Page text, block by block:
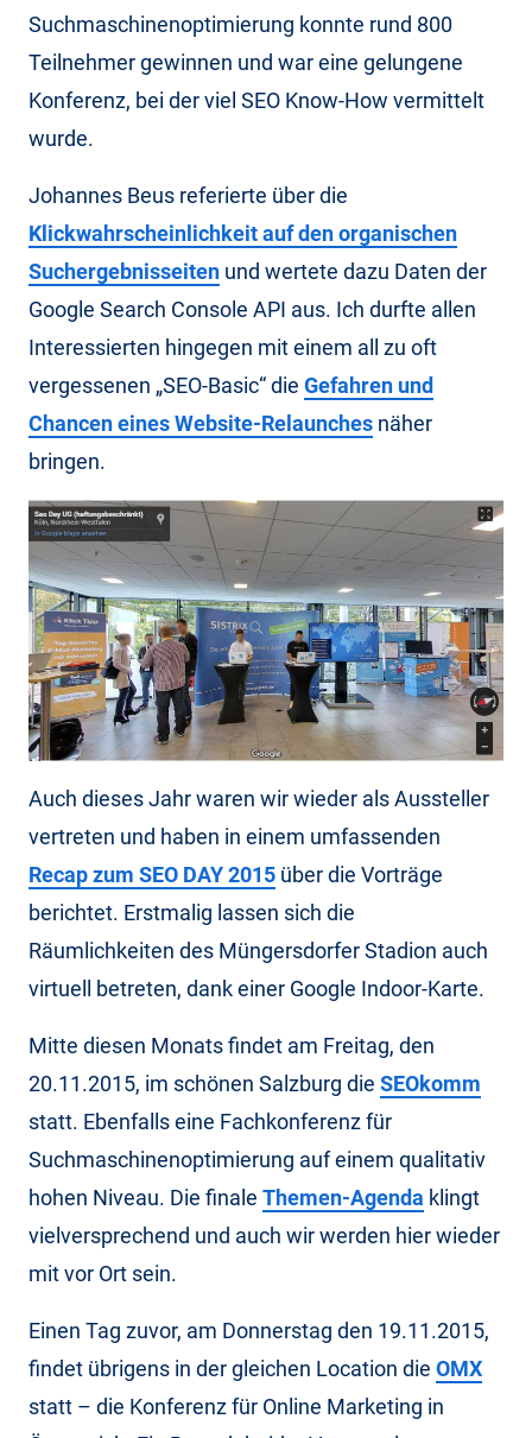
Suchmaschinenoptimierung konnte rund 800
Teilnehmer gewinnen und war eine gelungene
Konferenz, bei der viel SEO Know-How vermittelt
wurde.
Johannes Beus referierte über die
Klickwahrscheinlichkeit auf den organischen
Suchergebnisseiten und wertete dazu Daten der
Google Search Console API aus. Ich durfte allen
Interessierten hingegen mit einem all zu oft
vergessenen „SEO-Basic“ die Gefahren und
Chancen eines Website-Relaunches näher
bringen.
Auch dieses Jahr waren wir wieder als Aussteller
vertreten und haben in einem umfassenden
Recap zum SEO DAY 2015 über die Vorträge
berichtet. Erstmalig lassen sich die
Räumlichkeiten des Müngersdorfer Stadion auch
virtuell betreten, dank einer Google Indoor-Karte.
Mitte diesen Monats findet am Freitag, den
20.11.2015, im schönen Salzburg die SEOkomm
statt. Ebenfalls eine Fachkonferenz für
Suchmaschinenoptimierung auf einem qualitativ
hohen Niveau. Die finale Themen-Agenda klingt
vielversprechend und auch wir werden hier wieder
mit vor Ort sein.
Einen Tag zuvor, am Donnerstag den 19.11.2015,
findet übrigens in der gleichen Location die OMX
statt – die Konferenz für Online Marketing in